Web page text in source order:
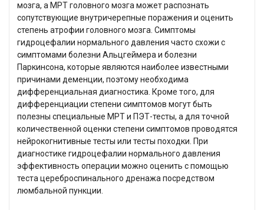
мозга, а МРТ головного мозга может распознать
сопутствующие внутричерепные поражения и оценить
степень атрофии головного мозга. Симптомы
гидроцефалии нормального давления часто схожи с
симптомами болезни Альцгеймера и болезни
Паркинсона, которые являются наиболее известными
причинами деменции, поэтому необходима
дифференциальная диагностика. Кроме того, для
дифференциации степени симптомов могут быть
полезны специальные МРТ и ПЭТ-тесты, а для точной
количественной оценки степени симптомов проводятся
нейрокогнитивные тесты или тесты походки. При
диагностике гидроцефалии нормального давления
эффективность операции можно оценить с помощью
теста цереброспинального дренажа посредством
люмбальной пункции.